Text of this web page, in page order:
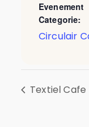
Evenement
Categorie:
Circulair
Textiel Cafe